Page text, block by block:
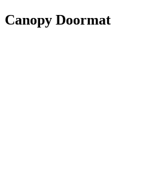
Canopy Doormat